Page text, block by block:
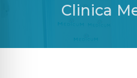
Clinica